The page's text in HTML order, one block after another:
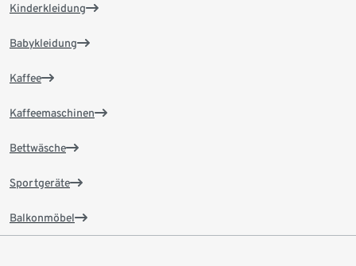
Kinderkleidung
Babykleidung
Kaffee
Kaffeemaschinen
Bettwäsche
Sportgeräte
Balkonmöbel